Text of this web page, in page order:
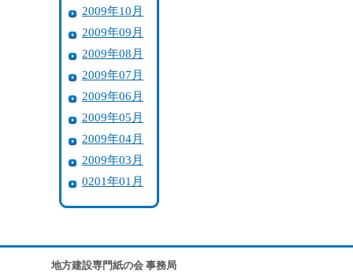
2009年10月
2009年09月
2009年08月
2009年07月
2009年06月
2009年05月
2009年04月
2009年03月
0201年01月
地方建設専門紙の会 事務局